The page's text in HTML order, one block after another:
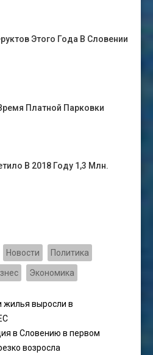
Этого Года В Словении
Платной Парковки
В 2018 Году 1,3 Млн.
Новости Политика
Экономика
жилья выросли в
в Словению в первом
возросла